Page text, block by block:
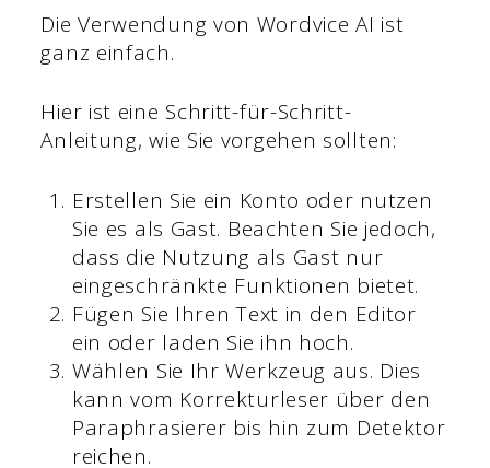
Die Verwendung von Wordvice AI ist
ganz einfach.
Hier ist eine Schritt-für-Schritt-
Anleitung, wie Sie vorgehen sollten:
Erstellen Sie ein Konto oder nutzen
Sie es als Gast. Beachten Sie jedoch,
dass die Nutzung als Gast nur
eingeschränkte Funktionen bietet.
Fügen Sie Ihren Text in den Editor
ein oder laden Sie ihn hoch.
Wählen Sie Ihr Werkzeug aus. Dies
kann vom Korrekturleser über den
Paraphrasierer bis hin zum Detektor
reichen.